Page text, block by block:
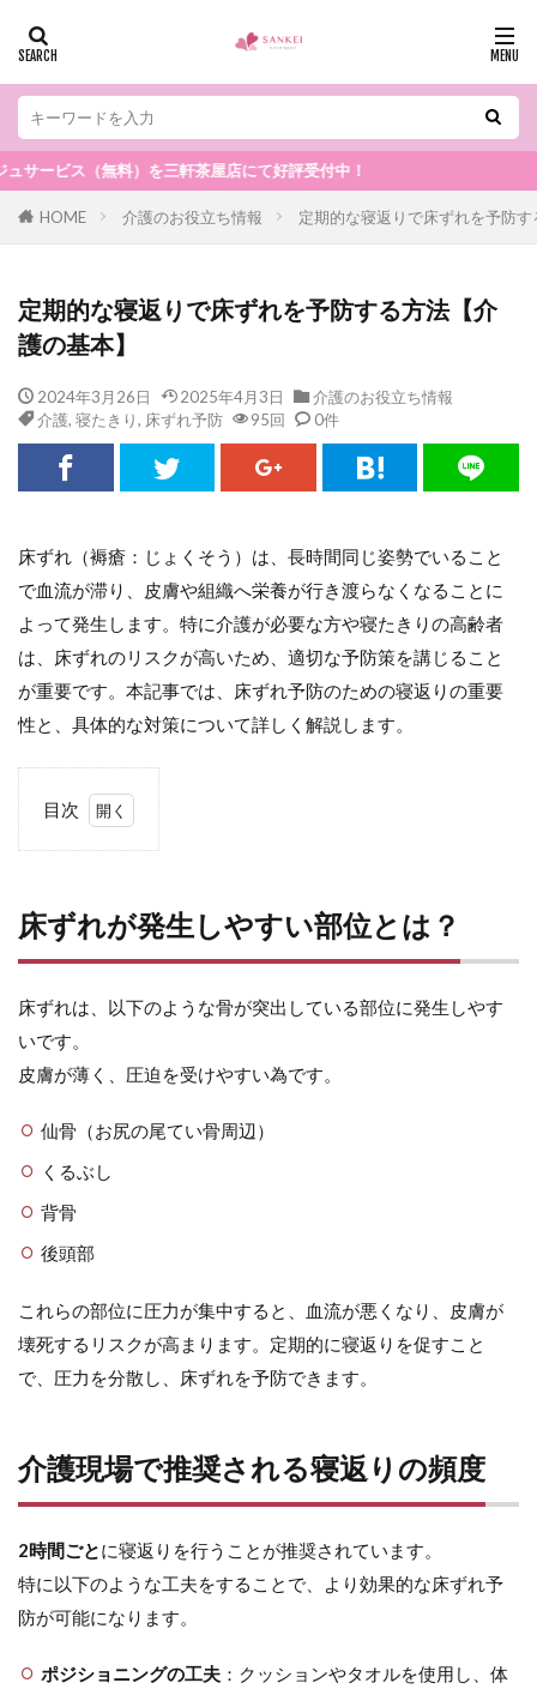
（無料）を三軒茶屋店にて好評受付中！
HOME 介護のお役立ち情報 定期的な寝返りで床ずれを予防
定期的な寝返りで床ずれを予防する方法【介
護の基本】
2024年3月26日 2025年4月3日
介護のお役立ち情報
介護, 寝たきり, 床ずれ予防 95回 0件
床ずれ（褥瘡：じょくそう）は、長時間同じ姿勢でいること
で血流が滞り、皮膚や組織へ栄養が行き渡らなくなることに
よって発生します。特に介護が必要な方や寝たきりの高齢者
は、床ずれのリスクが高いため、適切な予防策を講じること
が重要です。本記事では、床ずれ予防のための寝返りの重要
性と、具体的な対策について詳しく解説します。
目次
発生
しや
すい
と
2
現
で
推
奨
さ
寝
返
の
3
寝
り
忘
れ
行
床ずれが発生しやすい部位とは？
床ずれは、以下のような骨が突出している部位に発生しやす
いです。
皮膚が薄く、圧迫を受けやすい為です。
仙骨（お尻の尾てい骨周辺）
くるぶし
背骨
後頭部
これらの部位に圧力が集中すると、血流が悪くなり、皮膚が
壊死するリスクが高まります。定期的に寝返りを促すこと
で、圧力を分散し、床ずれを予防できます。
介護現場で推奨される寝返りの頻度
2時間ごとに寝返りを行うことが推奨されています。
特に以下のような工夫をすることで、より効果的な床ずれ予
防が可能になります。
ポジショニングの工夫：クッションやタオルを使用し、体